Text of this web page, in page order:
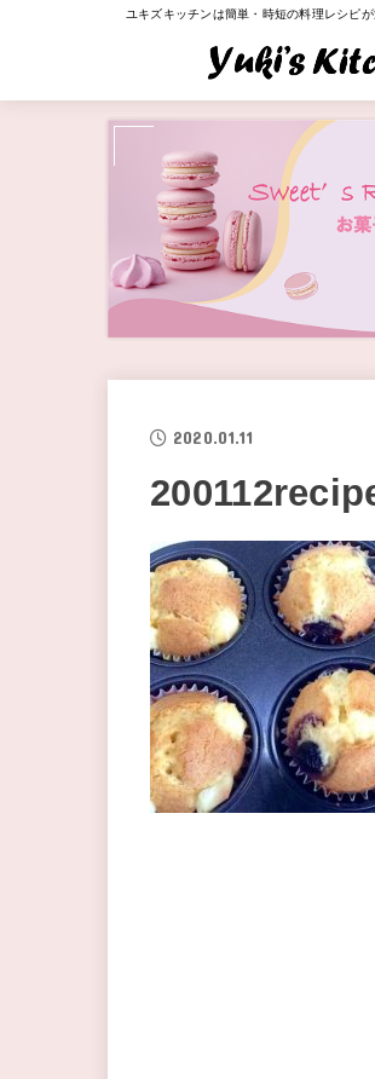
ユキズキッチンは簡単・時短の料理レシピ
2020.01.11